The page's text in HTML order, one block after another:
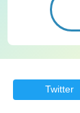
Twitter